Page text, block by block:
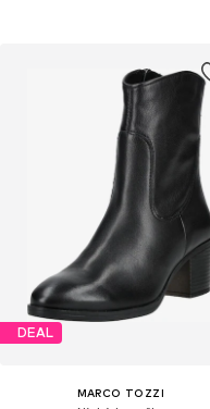
DEAL
MARCO TOZZI